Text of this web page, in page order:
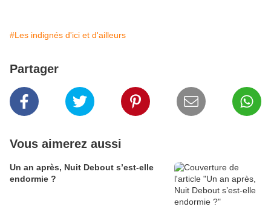
#Les indignés d'ici et d'ailleurs
Partager
Vous aimerez aussi
Un an après, Nuit Debout s’est-elle
endormie ?